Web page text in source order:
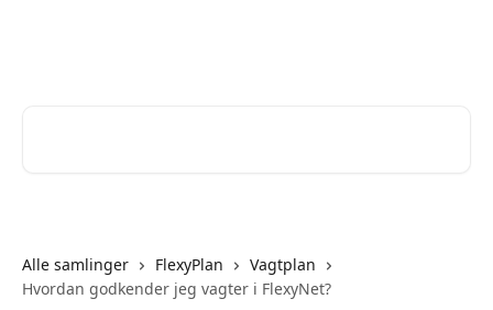
Alle samlinger FlexyPlan
Vagtplan
Hvordan godkender jeg vagter i FlexyNet?